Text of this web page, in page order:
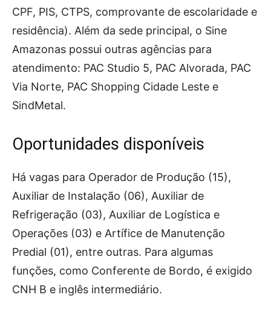
CPF, PIS, CTPS, comprovante de escolaridade e
residência). Além da sede principal, o Sine
Amazonas possui outras agências para
atendimento: PAC Studio 5, PAC Alvorada, PAC
Via Norte, PAC Shopping Cidade Leste e
SindMetal.
Oportunidades disponíveis
Há vagas para Operador de Produção (15),
Auxiliar de Instalação (06), Auxiliar de
Refrigeração (03), Auxiliar de Logística e
Operações (03) e Artífice de Manutenção
Predial (01), entre outras. Para algumas
funções, como Conferente de Bordo, é exigido
CNH B e inglês intermediário.